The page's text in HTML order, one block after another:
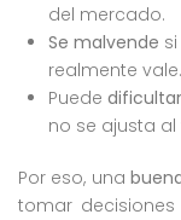
del mercado.
Se malvende
realmente vale.
Puede
no se ajusta al
Por eso, una
tomar